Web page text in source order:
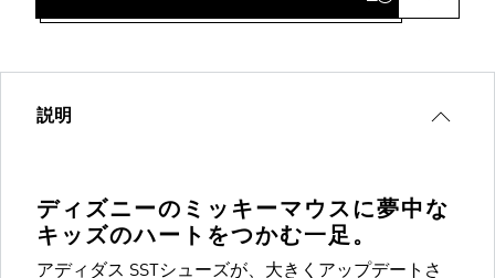
説明
ディズニーのミッキーマウスに夢中な
キッズのハートをつかむ一足。
アディダス SSTシューズが、大きくアップデートさ